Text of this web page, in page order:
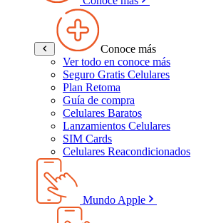
Conoce más
Ver todo en conoce más
Seguro Gratis Celulares
Plan Retoma
Guía de compra
Celulares Baratos
Lanzamientos Celulares
SIM Cards
Celulares Reacondicionados
Mundo Apple